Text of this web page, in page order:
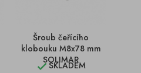
Šroub čeřícího
klobouku M8x78 mm
SOLIMAR
SKLADEM